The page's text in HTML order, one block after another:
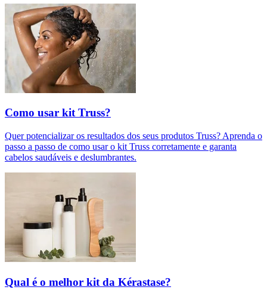
Como usar kit Truss?
Quer potencializar os resultados dos seus produtos Truss? Aprenda o
passo a passo de como usar o kit Truss corretamente e garanta
cabelos saudáveis e deslumbrantes.
Qual é o melhor kit da Kérastase?